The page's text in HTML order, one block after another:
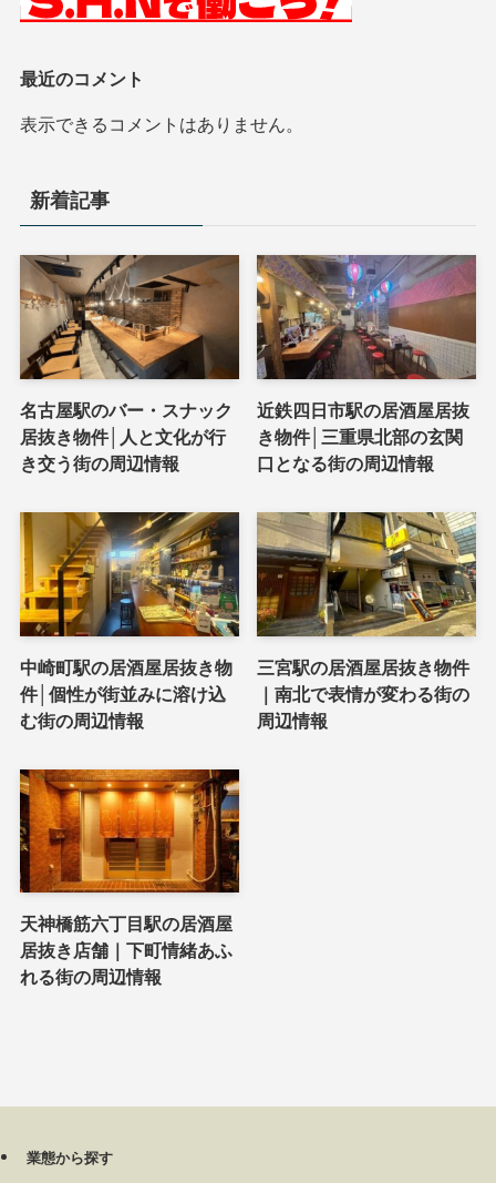
最近のコメント
表示できるコメントはありません。
新着記事
名古屋駅のバー・スナック
居抜き物件│人と文化が行
き交う街の周辺情報
近鉄四日市駅の居酒屋居抜
き物件│三重県北部の玄関
口となる街の周辺情報
中崎町駅の居酒屋居抜き物
件│個性が街並みに溶け込
む街の周辺情報
三宮駅の居酒屋居抜き物件
｜南北で表情が変わる街の
周辺情報
天神橋筋六丁目駅の居酒屋
居抜き店舗｜下町情緒あふ
れる街の周辺情報
業態から探す